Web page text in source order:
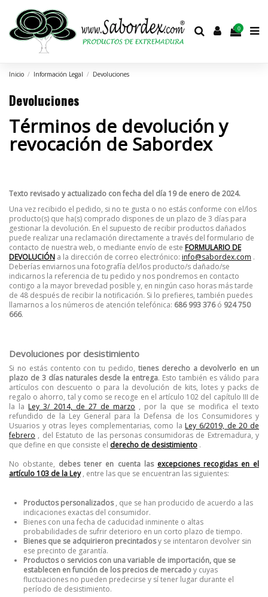
0
Inicio Información Legal Devoluciones
Devoluciones
Términos de devolución y
revocación de Sabordex
Texto revisado y actualizado con fecha del día 19 de enero de 2024.
Una vez recibido el pedido, si no te gusta o no estás conforme con el/los
producto(s) que ha(s) comprado dispones de un plazo de 3 días para
gestionar la devolución. En el supuesto de recibir productos dañados
puede realizar una reclamación directamente a través del formulario de
contacto de nuestra web, o mediante envío de este FORMULARIO DE
DEVOLUCIÓN a la dirección de correo electrónico: info@sabordex.com .
Deberías enviarnos una fotografía del/los producto/s dañado/se
indicarnos la referencia de tu pedido y nos pondremos en contacto
contigo a la mayor brevedad posible y, en ningún caso horas más tarde
de 48 después de recibir la notificación. Si lo prefieres, también puedes
llamarnos a los números de atención telefónica: 686 993 376ó 924 750
666.
Devoluciones por desistimiento
Si no estás contento con tu pedido, tienes derecho a devolverlo en un
plazo de 3 días naturales desde la entrega. Esto también es válido para
artículos con descuento o para la devolución de kits, lotes y packs de
regalo o ahorro, tal y como se recoge en el artículo 102 del capítulo III de
la la Ley 3/ 2014, de 27 de marzo , por la que se modifica el texto
refundido de la Ley General para la Defensa de los Consumidores y
Usuarios y otras leyes complementarias, como la Ley 6/2019, de 20 de
febrero , del Estatuto de las personas consumidoras de Extremadura, y
que define en que consiste el derecho de desistimiento .
No obstante, debes tener en cuenta las excepciones recogidas en el
artículo 103 de la Ley, entre las que se encuentran las siguientes:
Productos personalizados, que se han producido de acuerdo a las
indicaciones exactas del consumidor.
Bienes con una fecha de caducidad inminente o altas
probabilidades de sufrir deterioro en un corto plazo de tiempo.
Bienes que se adquirieron precintadosy se intentaron devolver sin
ese precinto de garantía.
Productos o servicios con una variable de importación, que se
establecen en función de los precios de mercadoy cuyas
fluctuaciones no pueden predecirse y sí tener lugar durante el
período de desistimiento.